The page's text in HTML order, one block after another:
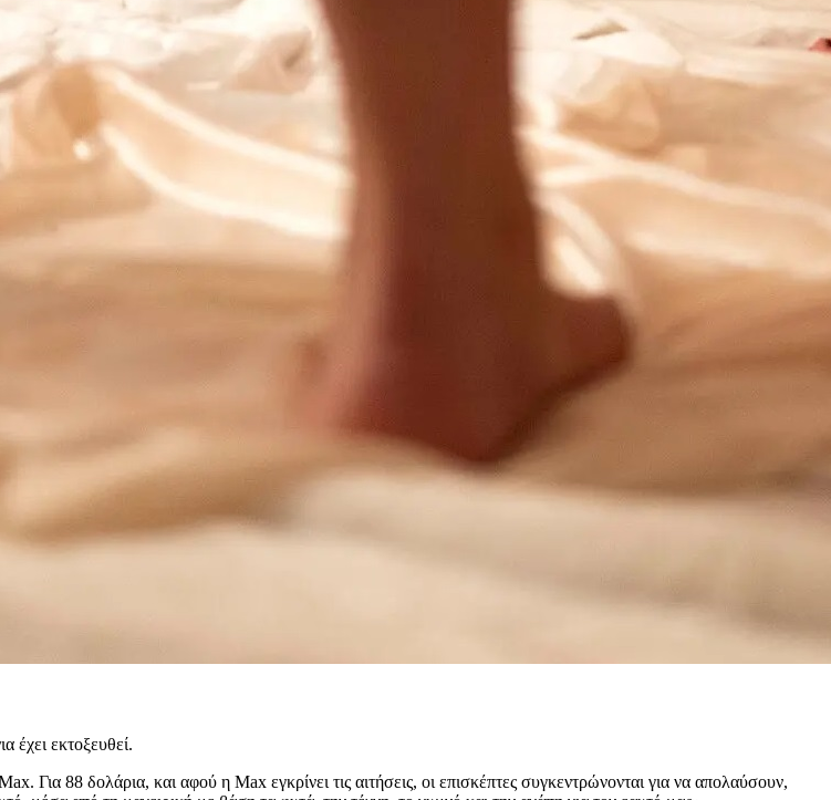
έχει εκτοξευθεί.
Για 88 δολάρια, και αφού η Max εγκρίνει τις αιτήσεις, οι επισκέπτες συγκεντρώνονται για να απολαύσουν,